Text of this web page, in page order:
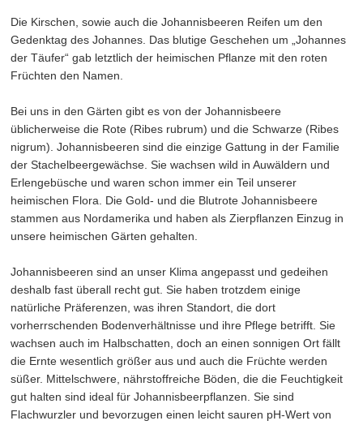
Die Kirschen, sowie auch die Johannisbeeren Reifen um den
Gedenktag des Johannes. Das blutige Geschehen um „Johannes
der Täufer“ gab letztlich der heimischen Pflanze mit den roten
Früchten den Namen.
Bei uns in den Gärten gibt es von der Johannisbeere
üblicherweise die Rote (Ribes rubrum) und die Schwarze (Ribes
nigrum). Johannisbeeren sind die einzige Gattung in der Familie
der Stachelbeergewächse. Sie wachsen wild in Auwäldern und
Erlengebüsche und waren schon immer ein Teil unserer
heimischen Flora. Die Gold- und die Blutrote Johannisbeere
stammen aus Nordamerika und haben als Zierpflanzen Einzug in
unsere heimischen Gärten gehalten.
Johannisbeeren sind an unser Klima angepasst und gedeihen
deshalb fast überall recht gut. Sie haben trotzdem einige
natürliche Präferenzen, was ihren Standort, die dort
vorherrschenden Bodenverhältnisse und ihre Pflege betrifft. Sie
wachsen auch im Halbschatten, doch an einen sonnigen Ort fällt
die Ernte wesentlich größer aus und auch die Früchte werden
süßer. Mittelschwere, nährstoffreiche Böden, die die Feuchtigkeit
gut halten sind ideal für Johannisbeerpflanzen. Sie sind
Flachwurzler und bevorzugen einen leicht sauren pH-Wert von